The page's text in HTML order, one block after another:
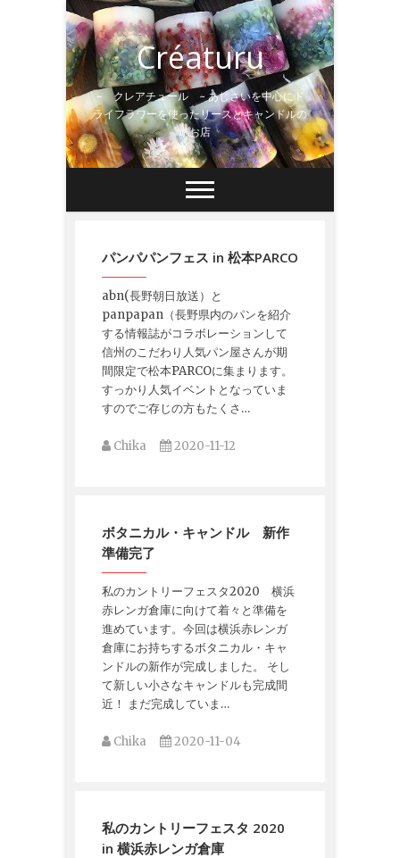
Skip
to
content
Créaturu
~ クレアチュール ~ あじさいを中心にド
ライフラワーを使ったリースとキャンドルの
お店
パンパパンフェス in 松本PARCO
abn(長野朝日放送）と
panpapan（長野県内のパンを紹介
する情報誌がコラボレーションして
信州のこだわり人気パン屋さんが期
間限定で松本PARCOに集まります。
すっかり人気イベントとなっていま
すのでご存じの方もたくさ…
Chika 2020-11-12
ボタニカル・キャンドル 新作
準備完了
私のカントリーフェスタ2020 横浜
赤レンガ倉庫に向けて着々と準備を
進めています。今回は横浜赤レンガ
倉庫にお持ちするボタニカル・キャ
ンドルの新作が完成しました。 そし
て新しい小さなキャンドルも完成間
近！ まだ完成していま…
Chika 2020-11-04
私のカントリーフェスタ 2020
in 横浜赤レンガ倉庫